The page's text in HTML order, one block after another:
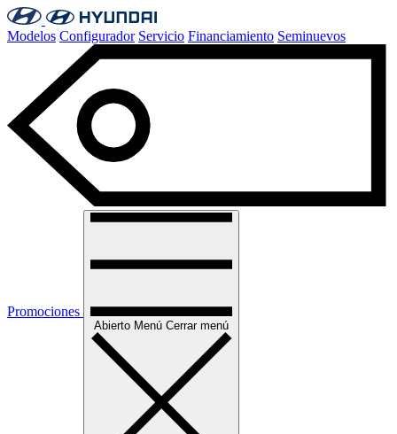
Modelos Configurador Servicio Financiamiento Seminuevos
Promociones
Abierto Menú Cerrar menú